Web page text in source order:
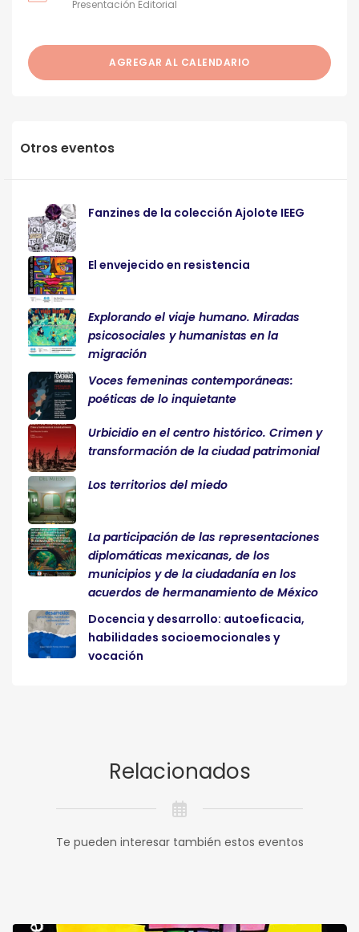
Presentación Editorial
AGREGAR AL CALENDARIO
Otros eventos
Fanzines de la colección Ajolote IEEG
El envejecido en resistencia
Explorando el viaje humano. Miradas
psicosociales y humanistas en la
migración
Voces femeninas contemporáneas:
poéticas de lo inquietante
Urbicidio en el centro histórico. Crimen y
transformación de la ciudad patrimonial
Los territorios del miedo
La participación de las representaciones
diplomáticas mexicanas, de los
municipios y de la ciudadanía en los
acuerdos de hermanamiento de México
Docencia y desarrollo: autoeficacia,
habilidades socioemocionales y
vocación
Relacionados
Te pueden interesar también estos eventos